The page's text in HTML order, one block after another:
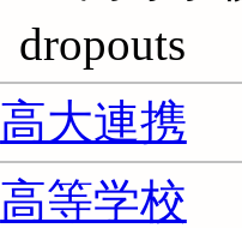
dropouts
高大連携
高等学校